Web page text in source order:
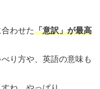
わせた「意訳」が最高
り方や、英語の意味も